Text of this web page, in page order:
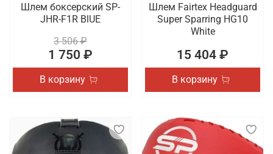
Шлем боксерский SP-
JHR-F1R BlUE
3 506 ₽
1 750 ₽
В корзину
Шлем Fairtex Headguard
Super Sparring HG10
White
15 404 ₽
В корзину